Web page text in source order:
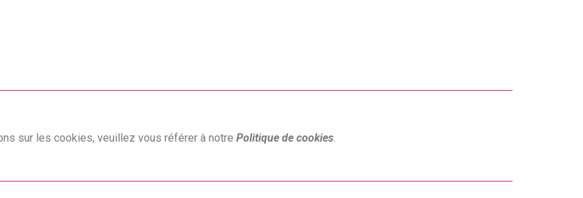
sur les cookies, veuillez vous référer à notre Politique de cookies.